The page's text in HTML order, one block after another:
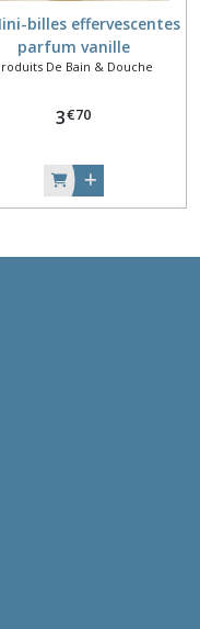
billes effervescentes
parfum vanille
De Bain & Douche
3€70